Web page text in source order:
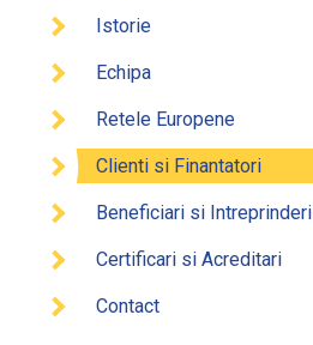
Istorie
Echipa
Retele Europene
Clienti si Finantatori
Beneficiari si Intreprinderi
Certificari si Acreditari
Contact